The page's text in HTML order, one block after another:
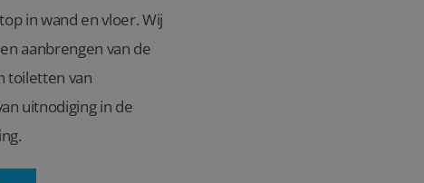
in wand en vloer. Wij
aanbrengen van de
toiletten van
uitnodiging in de